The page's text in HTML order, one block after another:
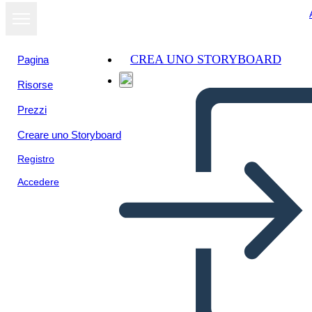
Pagina
Risorse
Prezzi
Creare uno Storyboard
Registro
Accedere
CREA UNO STORYBOARD